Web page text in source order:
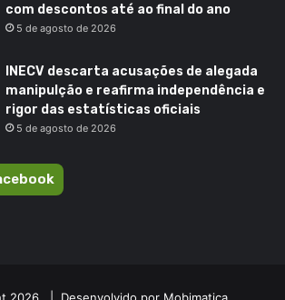
com descontos até ao final do ano
5 de agosto de 2026
INECV descarta acusações de alegada
manipulção e reafirma independência e
rigor das estatísticas oficiais
5 de agosto de 2026